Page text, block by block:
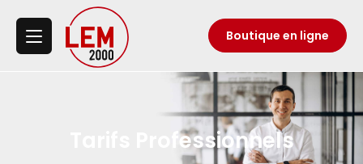
Boutique en ligne
Tarifs Professionnels